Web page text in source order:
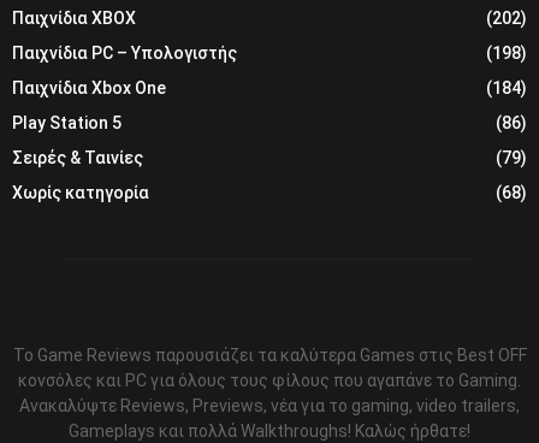
Παιχνίδια XBOX
(202)
Παιχνίδια PC – Υπολογιστής
(198)
Παιχνίδια Xbox One
(184)
Play Station 5
(86)
Σειρές & Ταινίες
(79)
Χωρίς κατηγορία
(68)
Το Game Reviews παρουσιάζει τα καλύτερα Games στις Best OFF
κονσόλες και PC για όλους τους φίλους που αγαπάνε το Gaming.
Ανακαλύψτε Reviews, Previews, νέα για το gaming, video trailers,
Gameplays και πολλά Walkthroughs! Καλώς ήρθατε!